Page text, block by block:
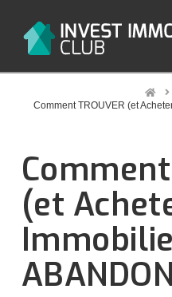
Comment TROUVER (et
Comment
(et